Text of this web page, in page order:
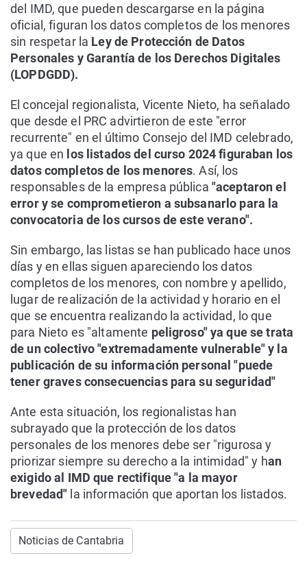
del IMD, que pueden descargarse en la página
oficial, figuran los datos completos de los menores
sin respetar la Ley de Protección de Datos
Personales y Garantía de los Derechos Digitales
(LOPDGDD).
El concejal regionalista, Vicente Nieto, ha señalado
que desde el PRC advirtieron de este "error
recurrente" en el último Consejo del IMD celebrado,
ya que en los listados del curso 2024 figuraban los
datos completos de los menores. Así, los
responsables de la empresa pública "aceptaron el
error y se comprometieron a subsanarlo para la
convocatoria de los cursos de este verano".
Sin embargo, las listas se han publicado hace unos
días y en ellas siguen apareciendo los datos
completos de los menores, con nombre y apellido,
lugar de realización de la actividad y horario en el
que se encuentra realizando la actividad, lo que
para Nieto es "altamente peligroso" ya que se trata
de un colectivo "extremadamente vulnerable" y la
publicación de su información personal "puede
tener graves consecuencias para su seguridad"
Ante esta situación, los regionalistas han
subrayado que la protección de los datos
personales de los menores debe ser "rigurosa y
priorizar siempre su derecho a la intimidad" y han
exigido al IMD que rectifique "a la mayor
brevedad" la información que aportan los listados.
Noticias de Cantabria